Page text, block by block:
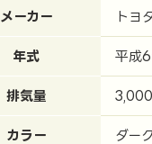
メーカー トヨ
年式 平成6
排気量
カラー ダー